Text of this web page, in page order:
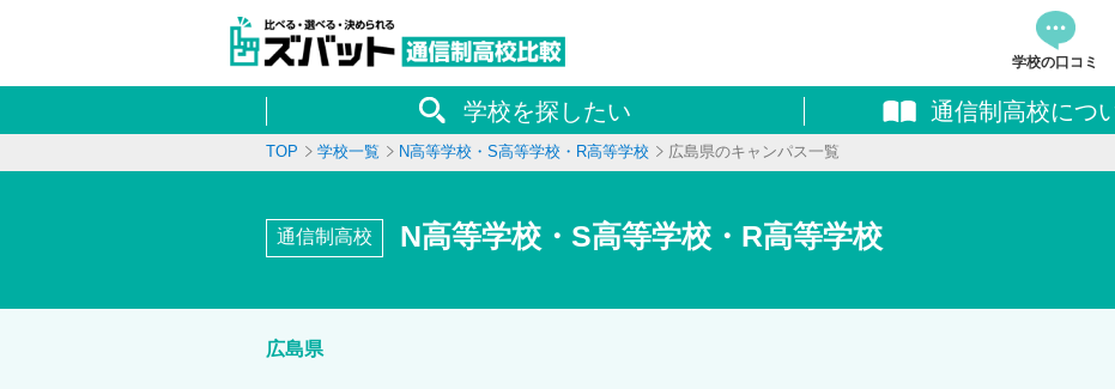
学校の口コミ
資料請求
追加した学
学校を探したい 通信制高校につ
TOP 学校一覧 N高等学校・S高等学校・R高等学校 広島県のキャンパス一覧
通信制高校 N高等学校・S高等学校・R高等学校
広島県